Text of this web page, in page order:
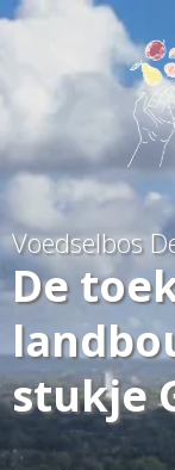
Voedselbos
De
stukje